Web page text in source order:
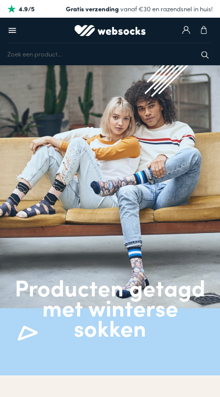
4.9/5 Gratis verzendingvanaf €30 en razendsnel in huis!
Producten getagd
met winterse
sokken